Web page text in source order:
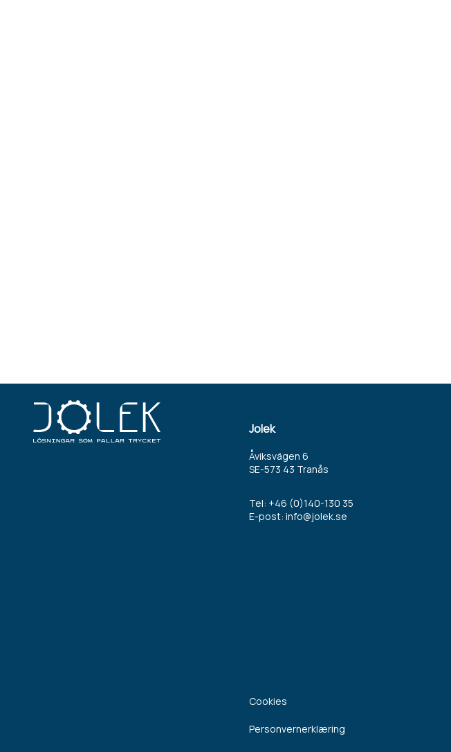
Jolek
Åviksvägen 6
SE-573 43 Tranås
Tel: +46 (0)140-130 35
E-post: info@jolek.se
Cookies
Personvernerklæring